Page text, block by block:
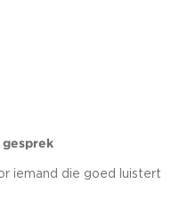
iemand die goed luistert